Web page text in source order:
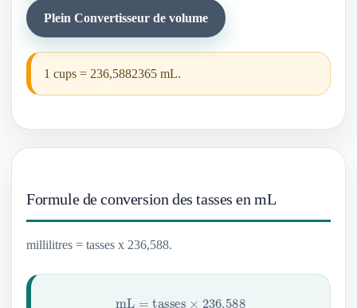
Plein Convertisseur de volume
1 cups = 236,5882365 mL.
Formule de conversion des tasses en mL
millilitres = tasses x 236,588.
mL tasses×236.588